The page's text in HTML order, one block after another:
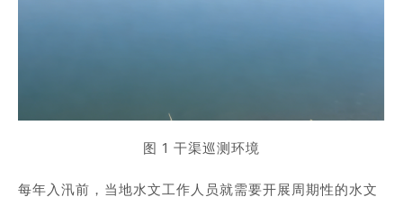
图 1 干渠巡测环境
每年入汛前，当地水文工作人员就需要开展周期性的水文